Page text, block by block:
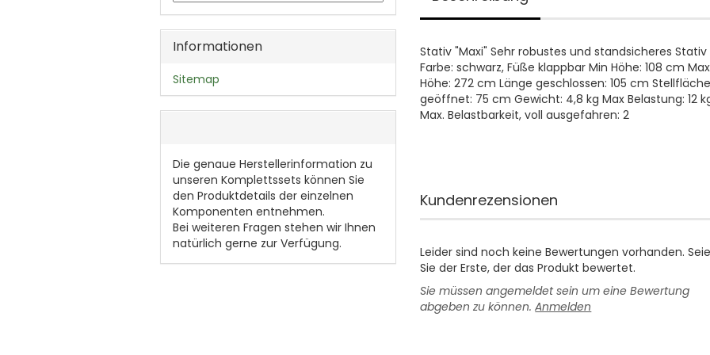
Stativ "Maxi" Sehr robustes und standsicheres Stativ
Farbe: schwarz, Füße klappbar Min Höhe: 108 cm Max
Höhe: 272 cm Länge geschlossen: 105 cm Stellfläche
geöffnet: 75 cm Gewicht: 4,8 kg Max Belastung: 12
Max. Belastbarkeit, voll ausgefahren: 2
Kundenrezensionen
Leider sind noch keine Bewertungen vorhanden.
Sie der Erste, der das Produkt bewertet.
Sie müssen angemeldet sein um eine Bewertung
abgeben zu können.Anmelden
Informationen
Sitemap
Die genaue Herstellerinformation zu
unseren Komplettssets können Sie
den Produktdetails der einzelnen
Komponenten entnehmen.
Bei weiteren Fragen stehen wir Ihnen
natürlich gerne zur Verfügung.